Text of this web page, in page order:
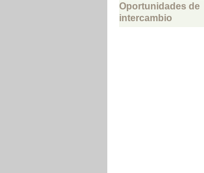
Oportunidades de
intercambio